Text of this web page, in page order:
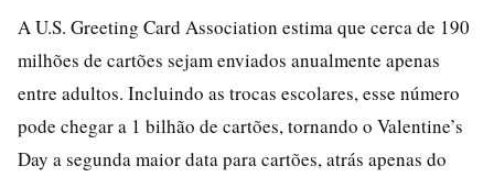
A U.S. Greeting Card Association estima que cerca de 190
milhões de cartões sejam enviados anualmente apenas
entre adultos. Incluindo as trocas escolares, esse número
pode chegar a 1 bilhão de cartões, tornando o Valentine’s
Day a segunda maior data para cartões, atrás apenas do